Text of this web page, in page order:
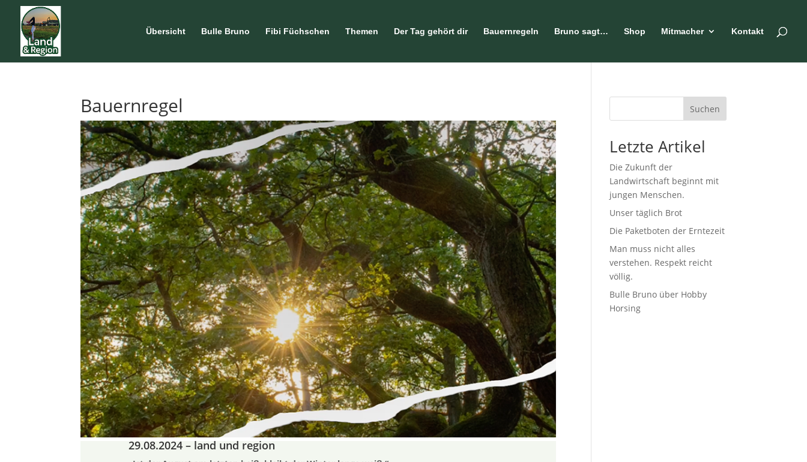
Übersicht Bulle Bruno Fibi Füchschen Themen Der Tag gehört dir Bauernregeln Bruno sagt… Shop Mitmacher Kontakt
Bauernregel
29.08.2024 – land und region
Suchen
Letzte Artikel
Die Zukunft der
Landwirtschaft beginnt mit
jungen Menschen.
Unser täglich Brot
Die Paketboten der Erntezeit
Man muss nicht alles
verstehen. Respekt reicht
völlig.
Bulle Bruno über Hobby
Horsing